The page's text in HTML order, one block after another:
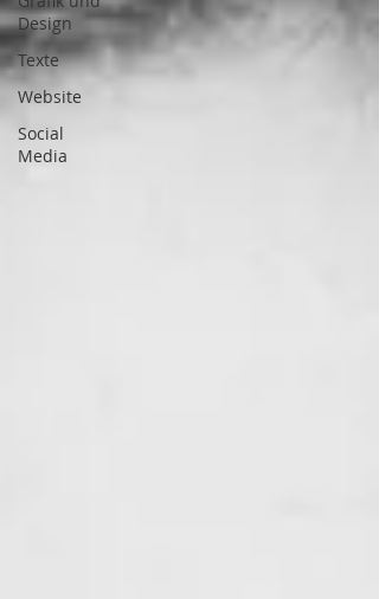
Design
Texte
Website
Social
Media